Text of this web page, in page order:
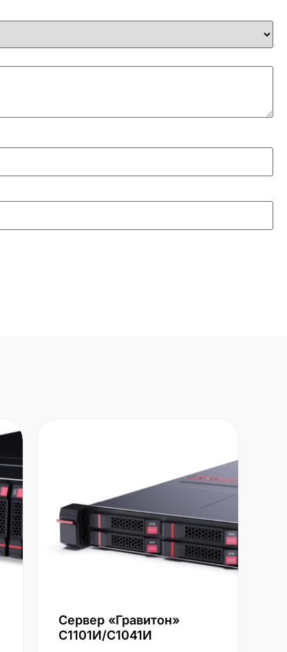
Сервер «Гравитон»
С1101И/С1041И